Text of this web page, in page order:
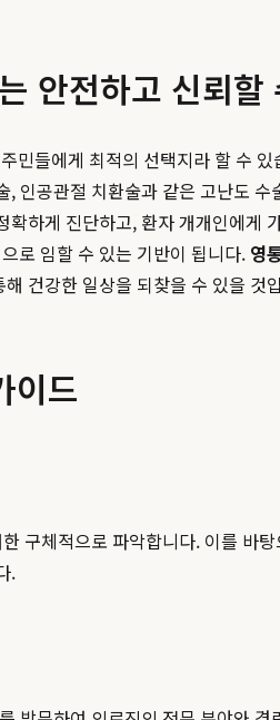
안전하고 신뢰할
민들에게 최적의 선택지라 할 수
인공관절 치환술과 같은 고난도
하게 진단하고, 환자 개개인에
로 임할 수 있는 기반이 됩니다. 영
건강한 일상을 되찾을 수 있을 것
이드
구체적으로 파악합니다. 이를 바
.